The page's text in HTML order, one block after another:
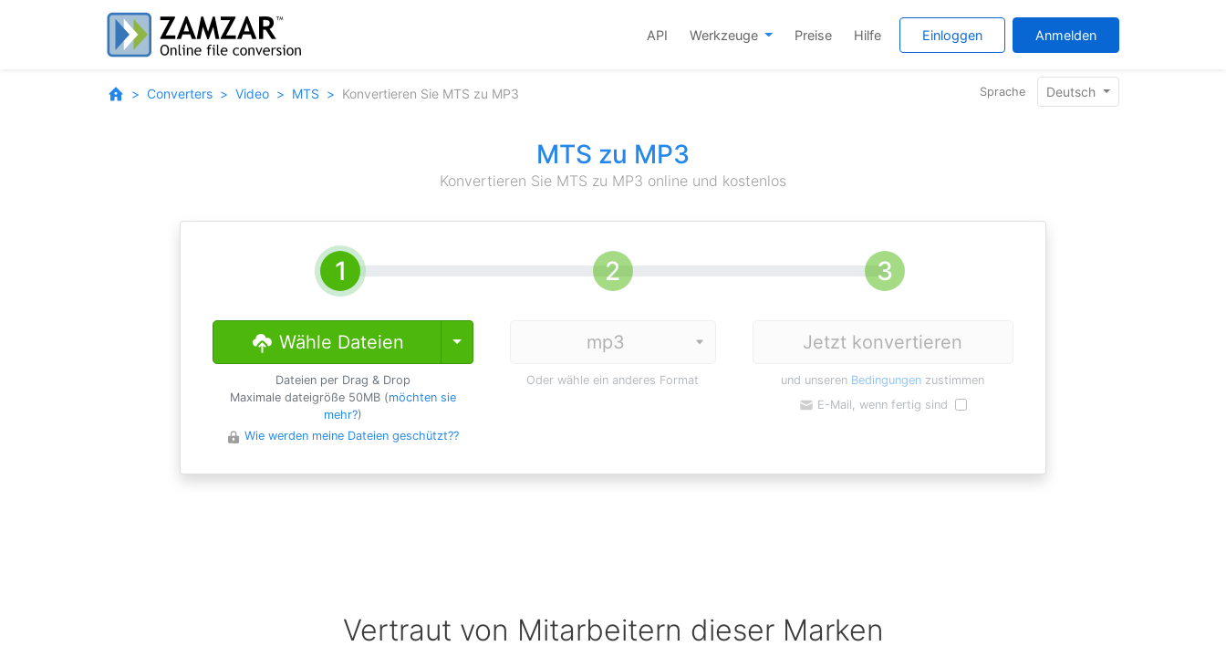
API Werkzeuge Preise Hilfe Einloggen Anmelden
Converters Video MTS Konvertieren Sie MTS zu MP3 Sprache Deutsch
MTS zu MP3
Konvertieren Sie MTS zu MP3 online und kostenlos
Wähle Dateien Toggle Dropdown
Dateien per Drag & Drop
Maximale dateigröße 50MB (möchten sie
mehr?)
Wie werden meine Dateien geschützt??
Oder wähle ein anderes Format
Jetzt konvertieren
und unseren Bedingungen zustimmen
E-Mail, wenn fertig sind
Vertraut von Mitarbeitern dieser Marken